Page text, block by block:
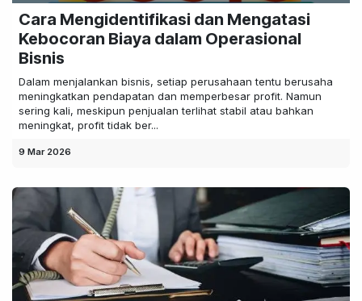
Cara Mengidentifikasi dan Mengatasi
Kebocoran Biaya dalam Operasional
Bisnis
Dalam menjalankan bisnis, setiap perusahaan tentu berusaha
meningkatkan pendapatan dan memperbesar profit. Namun
sering kali, meskipun penjualan terlihat stabil atau bahkan
meningkat, profit tidak ber...
9 Mar 2026